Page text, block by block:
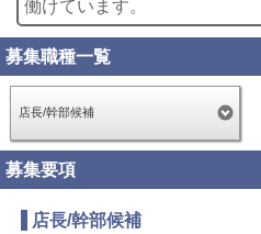
働けています。
募集職種一覧
店長/幹部候補
募集要項
店長/幹部候補